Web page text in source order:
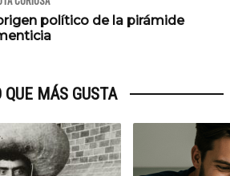
político de la pirámide
QUE MÁS GUSTA